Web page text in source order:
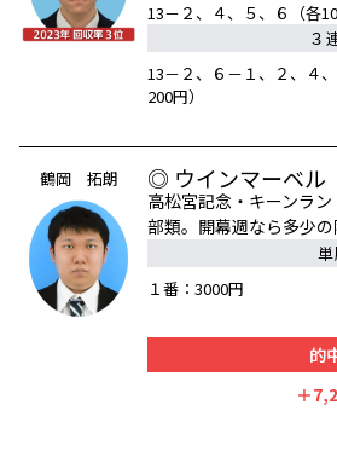
13－２、４、５、６（各
３
13－２、６－１、２、４
200円）
鶴岡 拓朗 ◎ ウインマーベル
高松宮記念・キーンラ
部類。開幕週なら多少の
１番：3000円
的
＋